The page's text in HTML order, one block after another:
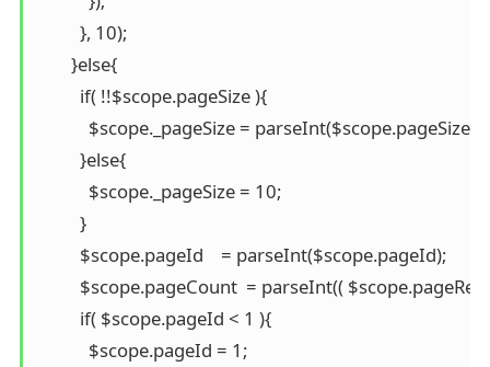
          }, 10);
        }else{
          if( !!$scope.pageSize ){
            $scope._pageSize = parseInt($scope.pageSize);
          }else{
            $scope._pageSize = 10;
          }
          $scope.pageId    = parseInt($scope.pageId);
$scope.pageCount  = parseInt((
          if( $scope.pageId < 1 ){
            $scope.pageId = 1;